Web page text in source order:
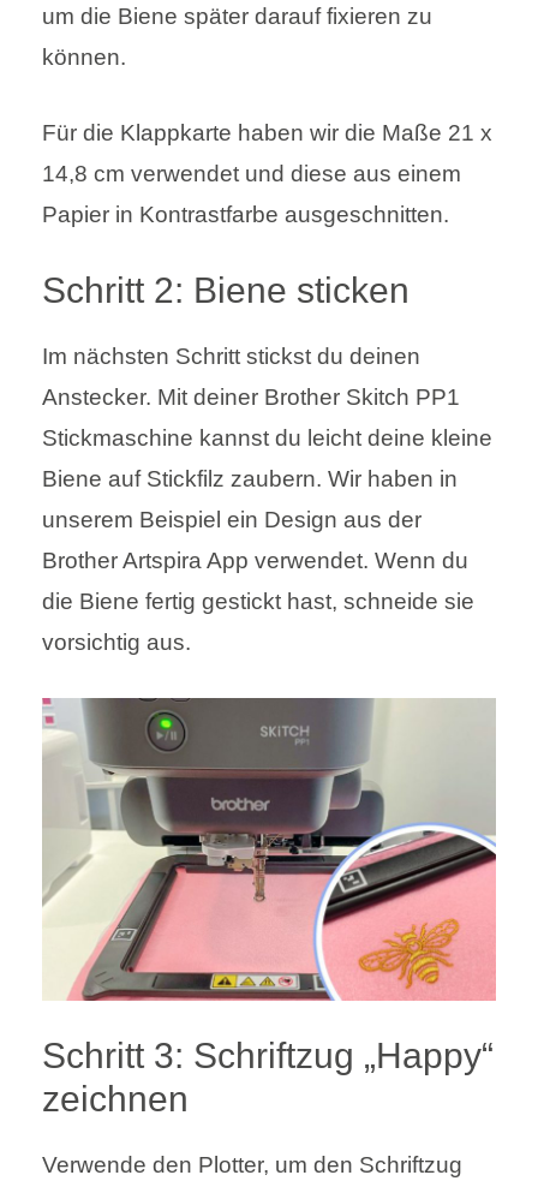
um die Biene später darauf fixieren zu
können.
Für die Klappkarte haben wir die Maße 21 x
14,8 cm verwendet und diese aus einem
Papier in Kontrastfarbe ausgeschnitten.
Schritt 2: Biene sticken
Im nächsten Schritt stickst du deinen
Anstecker. Mit deiner Brother Skitch PP1
Stickmaschine kannst du leicht deine kleine
Biene auf Stickfilz zaubern. Wir haben in
unserem Beispiel ein Design aus der
Brother Artspira App verwendet. Wenn du
die Biene fertig gestickt hast, schneide sie
vorsichtig aus.
Schritt 3: Schriftzug „Happy“
zeichnen
Verwende den Plotter, um den Schriftzug